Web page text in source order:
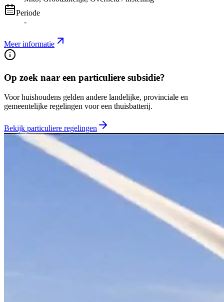
Periode
-
Meer informatie
Op zoek naar een particuliere subsidie?
Voor huishoudens gelden andere landelijke, provinciale en
gemeentelijke regelingen voor een thuisbatterij.
Bekijk particuliere regelingen